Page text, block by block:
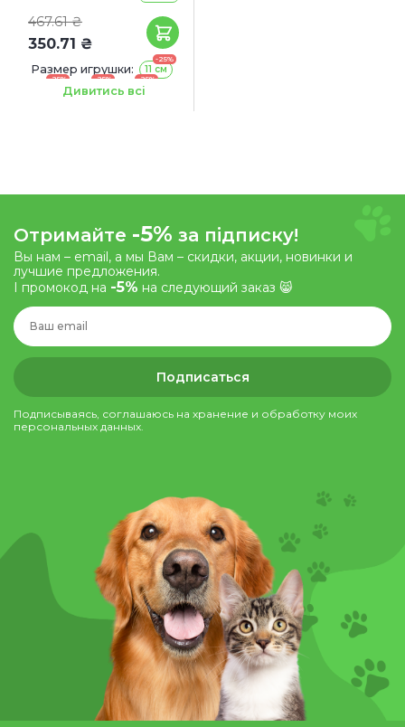
467.61 ₴
350.71 ₴
Размер игрушки:
-25%
11 см
-25% -25%
20 см
-25%
25 см
Дивитись всі
Отримайте -5% за підписку!
Вы нам – email, а мы Вам – скидки, акции, новинки и
лучшие предложения.
І промокод на -5% на следующий заказ 😸
Подписаться
Подписываясь, соглашаюсь на хранение и обработку моих
персональных данных.